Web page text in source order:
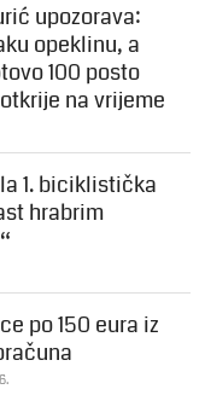
upozorava:
opeklinu, a
100 posto
na vrijeme
1. biciklistička
hrabrim
po 150 eura iz